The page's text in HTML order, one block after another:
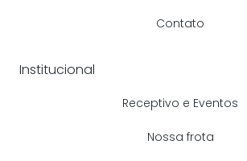
Institucional
Receptivo e Eventos
Nossa frota
Contato